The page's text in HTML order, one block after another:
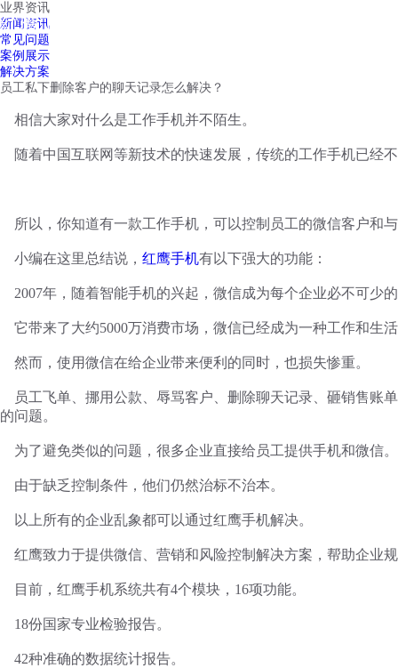
红鹰工作手机
业界资讯
新闻资讯
常见问题
案例展示
解决方案
员工私下删除客户的聊天记录怎么解决？
相信大家对什么是工作手机并不陌生。
随着中国互联网等新技术的快速发展，传统的工作手机已经
所以，你知道有一款工作手机，可以控制员工的微信客户和
小编在这里总结说， 红鹰手机有以下强大的功能：
2007年，随着智能手机的兴起，微信成为每个企业必不可少
它带来了大约5000万消费市场，微信已经成为一种工作和生
然而，使用微信在给企业带来便利的同时，也损失惨重。
员工飞单、挪用公款、辱骂客户、删除聊天记录、砸销售账
的问题。
为了避免类似的问题，很多企业直接给员工提供手机和微信。
由于缺乏控制条件，他们仍然治标不治本。
以上所有的企业乱象都可以通过红鹰手机解决。
红鹰致力于提供微信、营销和风险控制解决方案，帮助企业
目前，红鹰手机系统共有4个模块，16项功能。
18份国家专业检验报告。
42种准确的数据统计报告。